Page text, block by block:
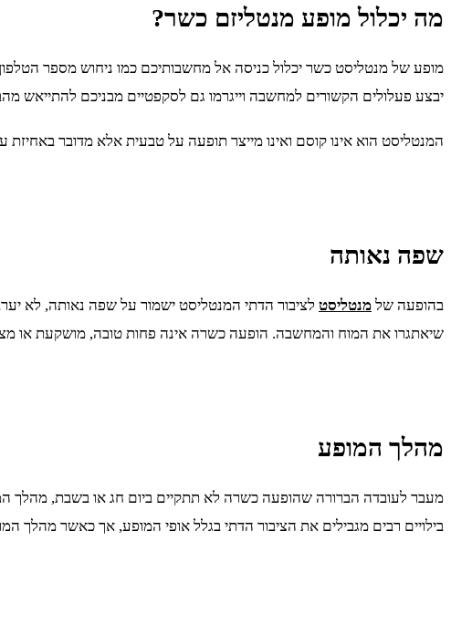
מה יכלול מופע מנטליזם כשר?
מופע של מנטליסט כשר יכלול כניסה אל מחשבותיכם כמו ניחוש מספר
יבצע פעלולים הקשורים למחשבה וייגרמו גם לסקפטיים מבניכם להתייאש
המנטליסט הוא אינו קוסם ואינו מייצר תופעה על טבעית אלא מדובר
שפה נאותה
בהופעה של מנטליסט לציבור הדתי המנטליסט ישמור על שפה נאותה, לא
שיאתגרו את המוח והמחשבה. הופעה כשרה אינה פחות טובה, מושקעת או
מהלך המופע
מעבר לעובדה הברורה שהופעה כשרה לא תתקיים ביום חג או בשבת, מהלך
בילויים רבים מגבילים את הציבור הדתי בגלל אופי המופע, אך כאשר מהלך